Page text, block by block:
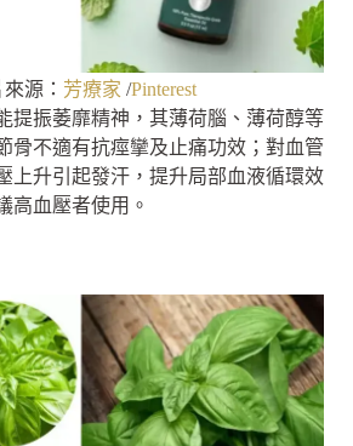
源： 芳療家 /Pinterest
提振萎靡精神，其薄荷腦、薄荷醇等
骨不適有抗痙攣及止痛功效；對血管
上升引起發汗，提升局部血液循環效
高血壓者使用。